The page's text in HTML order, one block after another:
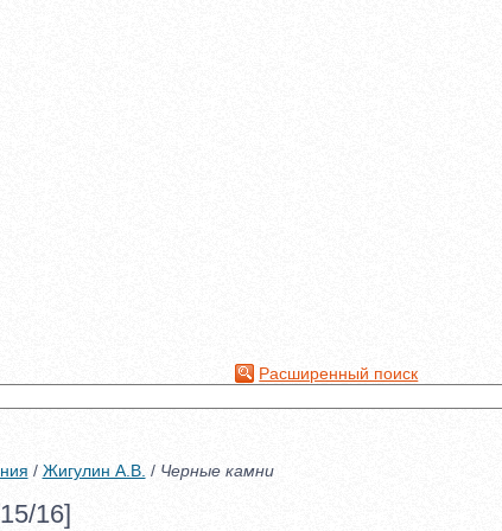
Расширенный поиск
/ Жигулин А.В. / Черные камни
16]